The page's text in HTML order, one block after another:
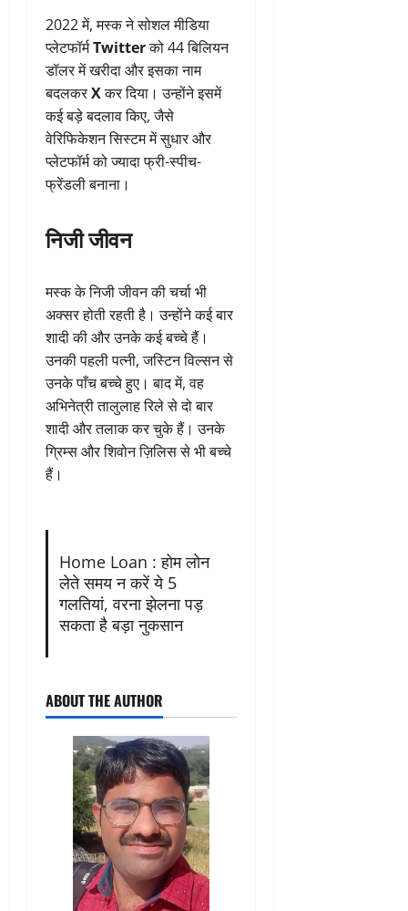
2022 में, मस्क ने सोशल मीडिया
प्लेटफॉर्मTwitterको 44 बिलियन
डॉलर में खरीदा और इसका नाम
बदलकरXकर दिया। उन्होंने इसमें
कई बड़े बदलाव किए, जैसे
वेरिफिकेशन सिस्टम में सुधार और
प्लेटफॉर्म को ज्यादा फ्री-स्पीच-
फ्रेंडली बनाना।
निजी जीवन
मस्क के निजी जीवन की चर्चा भी
अक्सर होती रहती है। उन्होंने कई बार
शादी की और उनके कई बच्चे हैं।
उनकी पहली पत्नी, जस्टिन विल्सन से
उनके पाँच बच्चे हुए। बाद में, वह
अभिनेत्री तालुलाह रिले से दो बार
शादी और तलाक कर चुके हैं। उनके
ग्रिम्स और शिवोन ज़िलिस से भी बच्चे
हैं।
Home Loan : होम लोन
लेते समय न करें ये 5
गलतियां, वरना झेलना पड़
सकता है बड़ा नुकसान
ABOUT THE AUTHOR